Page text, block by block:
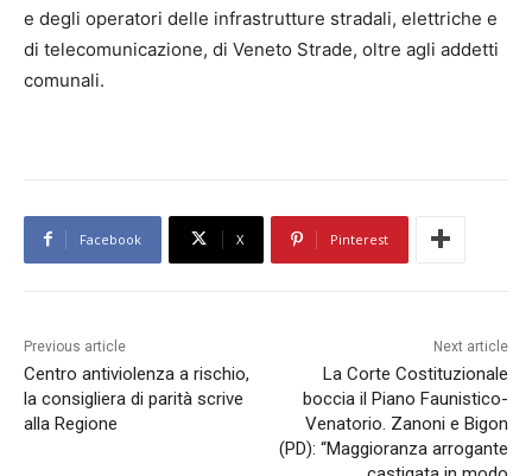
e degli operatori delle infrastrutture stradali, elettriche e
di telecomunicazione, di Veneto Strade, oltre agli addetti
comunali.
Facebook X Pinterest
Previous article
Centro antiviolenza a rischio,
la consigliera di parità scrive
alla Regione
Next article
La Corte Costituzionale
boccia il Piano Faunistico-
Venatorio. Zanoni e Bigon
(PD): “Maggioranza arrogante